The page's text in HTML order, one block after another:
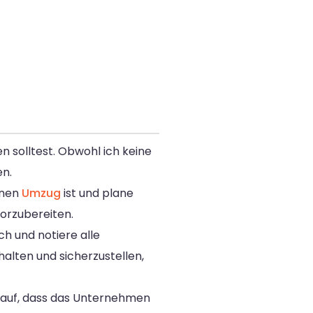
solltest. Obwohl ich keine
Umzug ist und plane
und notiere alle
und sicherzustellen,
dass das Unternehmen